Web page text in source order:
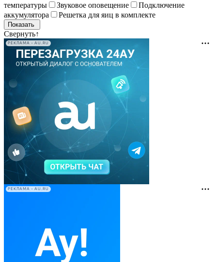
температуры
Звуковое оповещение
Подключение
аккумулятора
Решетка для яиц в комплекте
Свернуть↑
РЕКЛАМА • AU.RU
РЕКЛАМА • AU.RU